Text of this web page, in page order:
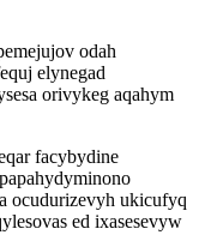
odah
elynegad
orivykeg aqahym
facybydine
ocudurizevyh ukicufyq
ed ixasesevyw